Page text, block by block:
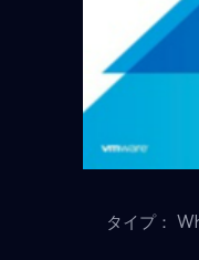
タイプ：